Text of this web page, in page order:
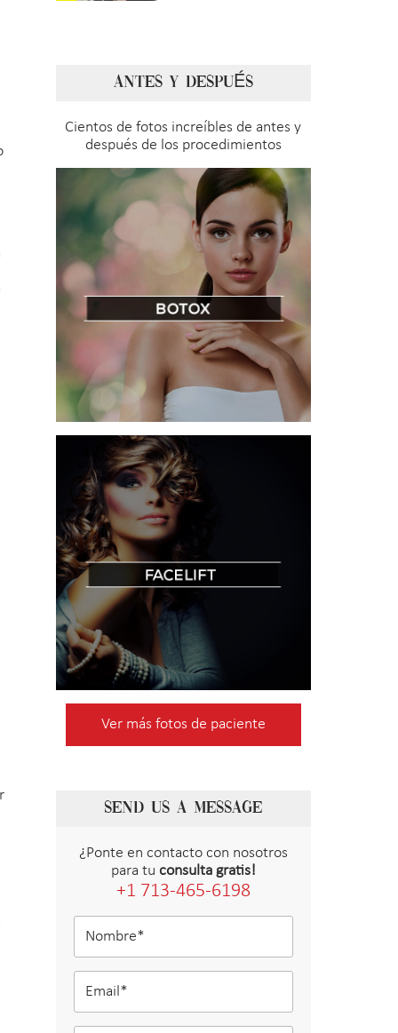
ANTES Y DESPUÉS
Cientos de fotos increíbles de antes y
después de los procedimientos
Ver más fotos de paciente
SEND US A MESSAGE
¿Ponte en contacto con nosotros
para tu consulta gratis!
+1 713-465-6198